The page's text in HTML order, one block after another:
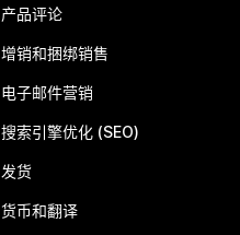
产品评论
增销和捆绑销售
电子邮件营销
搜索引擎优化 (SEO)
发货
货币和翻译